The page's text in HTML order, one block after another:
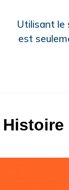
Utilisant le
est
Histoire